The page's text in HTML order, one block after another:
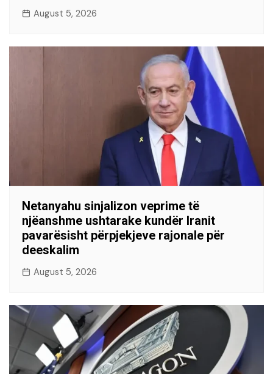
August 5, 2026
Netanyahu sinjalizon veprime të
njëanshme ushtarake kundër Iranit
pavarësisht përpjekjeve rajonale për
deeskalim
August 5, 2026